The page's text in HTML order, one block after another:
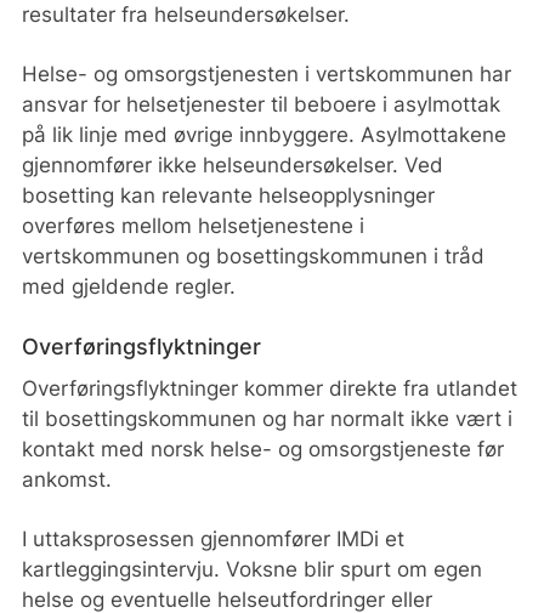
resultater fra helseundersøkelser.
Helse- og omsorgstjenesten i vertskommunen har
ansvar for helsetjenester til beboere i asylmottak
på lik linje med øvrige innbyggere. Asylmottakene
gjennomfører ikke helseundersøkelser. Ved
bosetting kan relevante helseopplysninger
overføres mellom helsetjenestene i
vertskommunen og bosettingskommunen i tråd
med gjeldende regler.
Overføringsflyktninger
Overføringsflyktninger kommer direkte fra utlandet
til bosettingskommunen og har normalt ikke vært i
kontakt med norsk helse- og omsorgstjeneste før
ankomst.
I uttaksprosessen gjennomfører IMDi et
kartleggingsintervju. Voksne blir spurt om egen
helse og eventuelle helseutfordringer eller